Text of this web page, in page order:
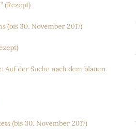
(Rezept)
(bis 30. November 2017)
Auf der Suche nach dem blauen
(bis 30. November 2017)